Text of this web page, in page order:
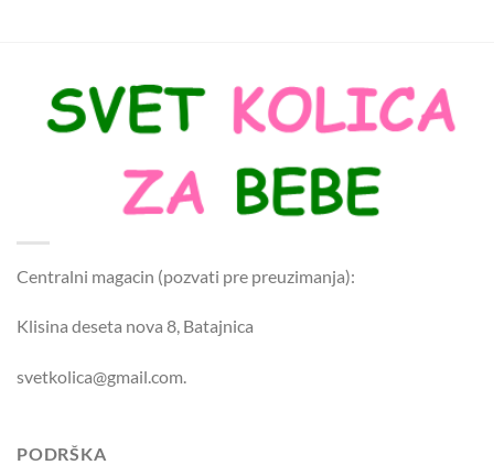
Centralni magacin (pozvati pre preuzimanja):
Klisina deseta nova 8, Batajnica
svetkolica@gmail.com.
PODRŠKA